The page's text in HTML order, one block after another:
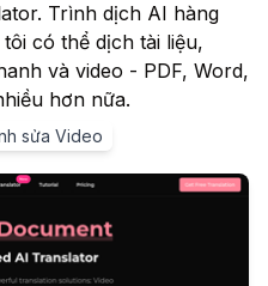
Trình dịch AI hàng
có thể dịch tài liệu,
và video - PDF, Word,
hơn nữa.
sửa Video